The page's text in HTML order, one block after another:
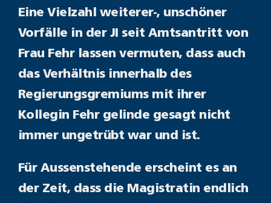
Eine Vielzahl weiterer-, unschöner
Vorfälle in der JI seit Amtsantritt von
Frau Fehr lassen vermuten, dass auch
das Verhältnis innerhalb des
Regierungsgremiums mit ihrer
Kollegin Fehr gelinde gesagt nicht
immer ungetrübt war und ist.
Für Aussenstehende erscheint es an
der Zeit, dass die Magistratin endlich